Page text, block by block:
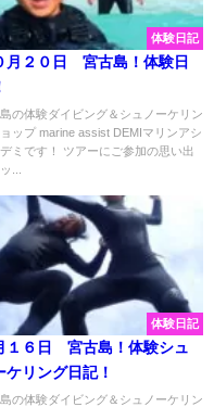
体験日記
月２０日 宮古島！体験日
の体験ダイビング＆シュノーケリン
ップ marine assist DEMIマリンアシ
ミです！ ツアーにご参加の思い出
...
体験日記
１６日 宮古島！体験シュ
ケリング日記！
の体験ダイビング＆シュノーケリン